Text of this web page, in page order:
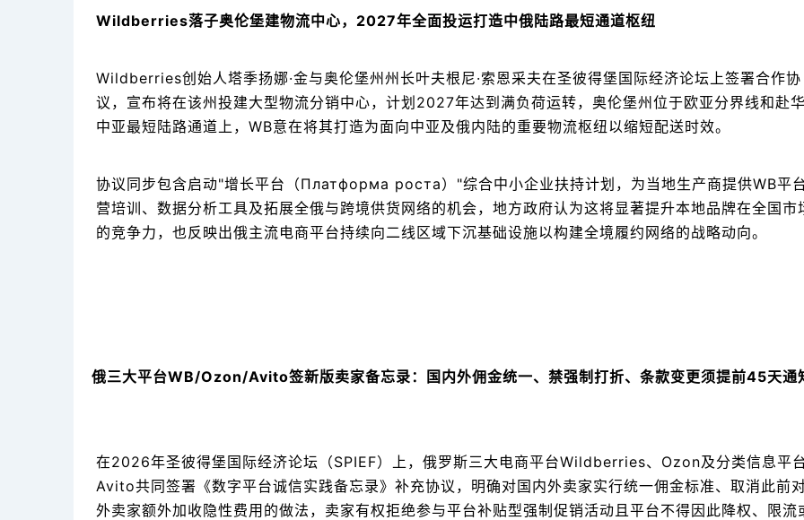
Wildberries落子奥伦堡建物流中心，2027年全面投运打造中俄陆路最短通道枢纽
Wildberries创始人塔季扬娜·金与奥伦堡州州长叶夫根尼·索恩采夫在圣彼得堡国际经济论坛上签署合作协
议，宣布将在该州投建大型物流分销中心，计划2027年达到满负荷运转，奥伦堡州位于欧亚分界线和赴
中亚最短陆路通道上，WB意在将其打造为面向中亚及俄内陆的重要物流枢纽以缩短配送时效。
协议同步包含启动"增长平台（Платформа роста）"综合中小企业扶持计划，为当地生产商提供WB平
营培训、数据分析工具及拓展全俄与跨境供货网络的机会，地方政府认为这将显著提升本地品牌在全国市
的竞争力，也反映出俄主流电商平台持续向二线区域下沉基础设施以构建全境履约网络的战略动向。
俄三大平台WB/Ozon/Avito签新版卖家备忘录：国内外佣金统一、禁强制打折、条款变更须提前45天通
在2026年圣彼得堡国际经济论坛（SPIEF）上，俄罗斯三大电商平台Wildberries、Ozon及分类信息平
Avito共同签署《数字平台诚信实践备忘录》补充协议，明确对国内外卖家实行统一佣金标准、取消此前
外卖家额外加收隐性费用的做法，卖家有权拒绝参与平台补贴型强制促销活动且平台不得因此降权、限流